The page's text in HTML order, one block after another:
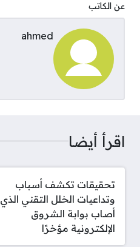
عن الكاتب
ahmed
اقرأ أيضا
تحقيقات تكشف أسباب
وتداعيات الخلل التقني الذي
أصاب بوابة الشروق
الإلكترونية مؤخرًا